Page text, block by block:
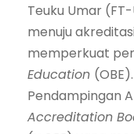
Teuku Umar
menuju
memperkuat
Education
Pendampingan
Accreditation